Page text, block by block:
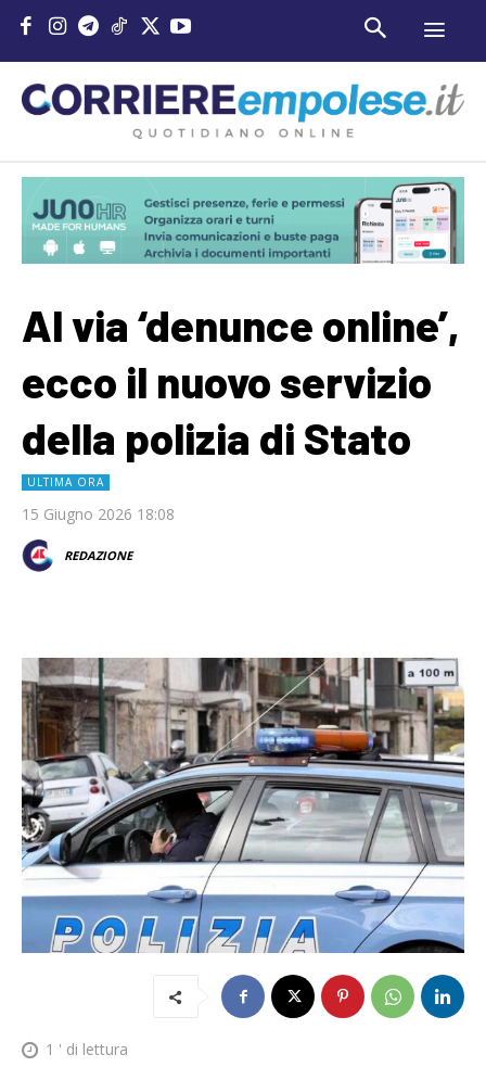
Al via ‘denunce online’,
ecco il nuovo servizio
della polizia di Stato
ULTIMA ORA
15 Giugno 2026 18:08
REDAZIONE
1 ' di lettura